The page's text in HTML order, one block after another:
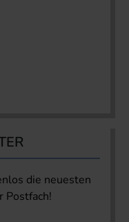
die neuesten
Postfach!